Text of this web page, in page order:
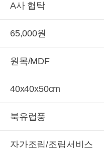
A사 협탁
65,000원
원목/MDF
40x40x50cm
북유럽풍
자가조립/조립서비스